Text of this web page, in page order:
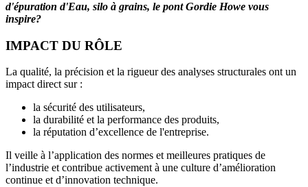
d'épuration d'Eau, silo à grains, le pont Gordie Howe vous
inspire?
IMPACT DU RÔLE
La qualité, la précision et la rigueur des analyses structurales ont un
impact direct sur :
la sécurité des utilisateurs,
la durabilité et la performance des produits,
la réputation d’excellence de l'entreprise.
Il veille à l’application des normes et meilleures pratiques de
l’industrie et contribue activement à une culture d’amélioration
continue et d’innovation technique.